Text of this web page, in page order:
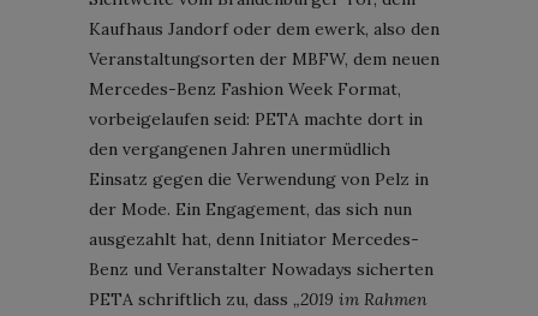
Kaufhaus Jandorf oder dem ewerk, also den
Veranstaltungsorten der MBFW, dem neuen
Mercedes-Benz Fashion Week Format,
vorbeigelaufen seid: PETA machte dort in
den vergangenen Jahren unermüdlich
Einsatz gegen die Verwendung von Pelz in
der Mode. Ein Engagement, das sich nun
ausgezahlt hat, denn Initiator Mercedes-
Benz und Veranstalter Nowadays sicherten
PETA schriftlich zu, dass „2019 im Rahmen